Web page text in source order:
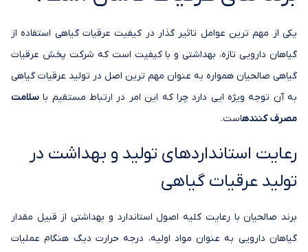
یکی از مهم ترین عوامل تاثیر گذار در کیفیت عرقیات گیاهی استفاده از
گیاهان دارویی تازه، بهداشتی و با کیفیت است که شرکت پخش عرقیات
گیاهی صالحیان همواره به عنوان مهم ترین اصل در تولید عرقیات گیاهی
به آن توجه ویژه ایی دارد چرا که این امر در ارتباط مستقیم با سلامت
مصرف کنندهاست.
رعایت استانداردهای تولید و بهداشت در
تولید عرقیات گیاهی
برند صالحیان با رعایت کلیه اصول استاندارد و بهداشتی از قبیل مقدار
گیاهان دارویی به عنوان مواد اولیه، درجه حرارت دیگ هنگام عملیات